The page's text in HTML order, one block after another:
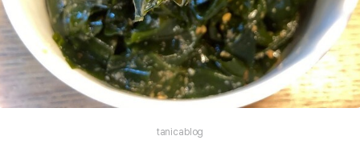
tanicablog